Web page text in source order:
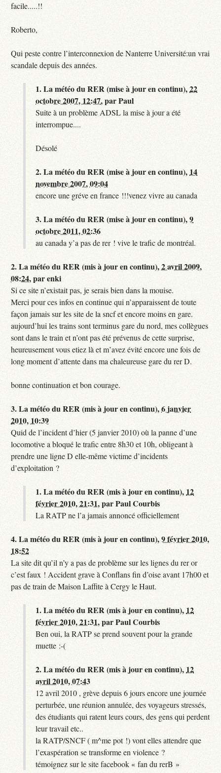
facile.....!!
Roberto,
Qui peste contre l’interconnexion de Nanterre Université:un vrai
scandale depuis des années.
1.La météo du RER (mise à jour en continu),22
octobre 2007, 12:47,parPaul
Suite à un problème ADSL la mise à jour a été
interrompue....
Désolé
2.La météo du RER (mise à jour en continu), 14
novembre 2007, 09:04
encore une gréve en france !!!venez vivre au canada
3.La météo du RER (mise à jour en continu),9
octobre 2011, 02:36
au canada y’a pas de rer ! vive le trafic de montréal.
2.La météo du RER (mis à jour en continu),2 avril 2009,
08:24,parenki
Si ce site n’existait pas, je serais bien dans la mouise.
Merci pour ces infos en continue qui n’apparaissent de toute
façon jamais sur les site de la sncf et encore moins en gare.
aujourd’hui les trains sont terminus gare du nord, mes collègues
sont dans le train et n’ont pas été prévenus de cette surprise,
heureusement vous etiez là et m’avez évité encore une fois de
long moment d’attente dans ma chaleureuse gare du rer D.
bonne continuation et bon courage.
3.La météo du RER (mis à jour en continu),6 janvier
2010, 10:39
Quid de l’incident d’hier (5 janvier 2010) où la panne d’une
locomotive a bloqué le trafic entre 8h30 et 10h, obligeant à
prendre une ligne D elle-même victime d’incidents
d’exploitation ?
1.La météo du RER (mis à jour en continu), 12
février 2010, 21:31,parPaul Courbis
La RATP ne l’a jamais annoncé officiellement
4.La météo du RER (mis à jour en continu),9 février 2010,
18:52
La site dit qu’il n’y a pas de problème sur les lignes du rer or
c’est faux ! Accident grave à Conflans fin d’oise avant 17h00 et
pas de train de Maison Laffite à Cergy le Haut.
1.La météo du RER (mis à jour en continu), 12
février 2010, 21:31,parPaul Courbis
Ben oui, la RATP se prend souvent pour la grande
muette :-(
2.La météo du RER (mis à jour en continu), 12
avril 2010, 07:43
12 avril 2010 , grève depuis 6 jours encore une journée
perturbée, une réunion annulée, des voyageurs stressés,
des étudiants qui ratent leurs cours, des gens qui perdent
leur travail etc..
la RATP/SNCF ( m^me pot !) vont elles attendre que
l’exaspération se transforme en violence ?
témoignez sur le site facebook « fan du rerB »